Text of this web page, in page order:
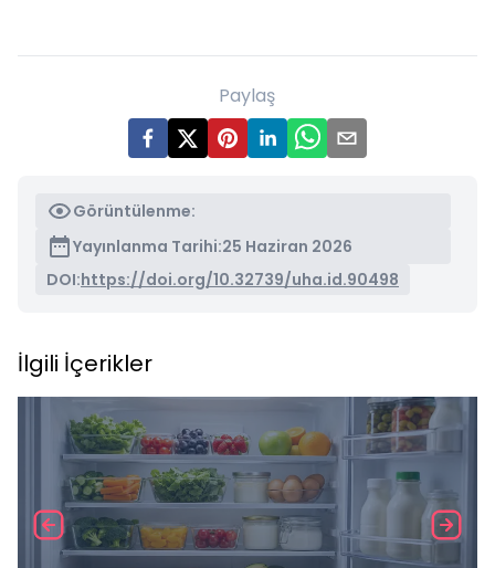
Paylaş
Görüntülenme:
Yayınlanma Tarihi:25 Haziran 2026
DOI:https://doi.org/10.32739/uha.id.90498
İlgili İçerikler